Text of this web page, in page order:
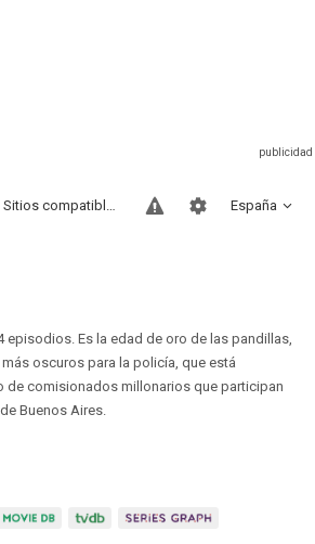
España
Sitios compatibles
episodios. Es la edad de oro de las pandillas,
oscuros para la policía, que está
de comisionados millonarios que participan
Buenos Aires.